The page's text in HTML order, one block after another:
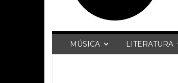
MÚSICA LITERATURA